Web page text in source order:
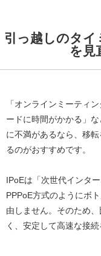
引っ越しのタイ
を見
「オンラインミーティ
ードに時間がかかる」
に不満があるなら、移
るのがおすすめです。
IPoEは「次世代インタ
PPPoE方式のようにボ
由しません。そのため
く、安定して高速な接